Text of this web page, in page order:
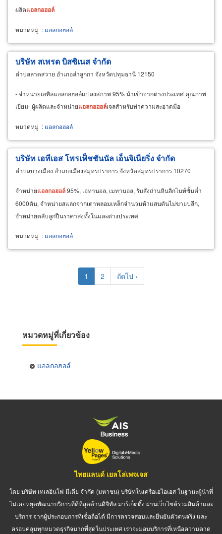
ผลิตแอลกอฮอล์
หมวดหมู่ : แอลกอฮอล์
บริษัท สเพรด บิสซิเนส จำกัด
ตำบลลาดสวาย อำเภอลำลูกกา จังหวัดปทุมธานี 12150
- จำหน่ายเอทิลแอลกอฮอล์แปลงสภาพ 95% นำเข้าจากต่างประเทศ คุณภาพ
เยี่ยม- ผู้ผลิตและจำหน่ายแอลกอฮอล์เจลสำหรับทำความสะอาดมือ
หมวดหมู่ : แอลกอฮอล์
บริษัท เอทีเอส โพรเฟ็ชชันนัล เอ็นจิเนียริ่ง จำกัด
ตำบลบางเมือง อำเภอเมืองสมุทรปราการ จังหวัดสมุทรปราการ 10270
จำหน่ายแอลกอฮอล์95%, เอทานอล, เมทานอล, รับสั่งถ่านหินลิกไนท์ขั้นต่ำ
6000ตัน, จำหน่ายสแลกจากเตาหลอมเหล็กจำนวนห้าแสนตันไม่ขายปลีก,
จำหน่ายตลับลูกปืนราคาส่งทั้งในและต่างประเทศ
หมวดหมู่ : แอลกอฮอล์
Current
page
1 Page
2
Next
page
ถัดไป ›
หมวดหมู่ที่เกี่ยวข้อง
แอลกอฮอล์
ไทยแลนด์ เยลโล่เพจเจส
โดย บริษัท เทเลอินโฟ มีเดีย จำกัด (มหาชน) บริษัทในเครือเอไอเอส ในฐานะผู้นำที่
ไม่เคยหยุดพัฒนาบริการที่ดีที่สุดด้านดิจิทัล มาร์เก็ตติ้ง ผ่านเว็บไซต์รวมสินค้าและ
บริการ จากผู้ประกอบการที่เชื่อถือได้ มีการตรวจสอบและยืนยันตัวตนจริง และ
ครอบคลุมทุกหมวดธุรกิจมากที่สุดในประเทศ เราจะมอบบริการที่เหนือความคาด